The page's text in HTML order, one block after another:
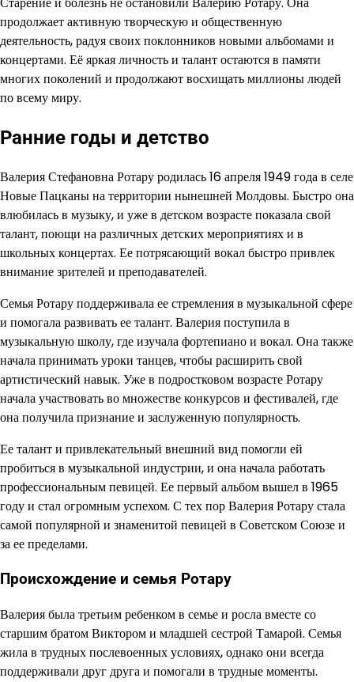
продолжает активную творческую и общественную
деятельность, радуя своих поклонников новыми альбомами и
концертами. Её яркая личность и талант остаются в памяти
многих поколений и продолжают восхищать миллионы людей
по всему миру.
Ранние годы и детство
Валерия Стефановна Ротару родилась 16 апреля 1949 года в селе
Новые Пацканы на территории нынешней Молдовы. Быстро она
влюбилась в музыку, и уже в детском возрасте показала свой
талант, поющи на различных детских мероприятиях и в
школьных концертах. Ее потрясающий вокал быстро привлек
внимание зрителей и преподавателей.
Семья Ротару поддерживала ее стремления в музыкальной сфере
и помогала развивать ее талант. Валерия поступила в
музыкальную школу, где изучала фортепиано и вокал. Она также
начала принимать уроки танцев, чтобы расширить свой
артистический навык. Уже в подростковом возрасте Ротару
начала участвовать во множестве конкурсов и фестивалей, где
она получила признание и заслуженную популярность.
Ее талант и привлекательный внешний вид помогли ей
пробиться в музыкальной индустрии, и она начала работать
профессиональным певицей. Ее первый альбом вышел в 1965
году и стал огромным успехом. С тех пор Валерия Ротару стала
самой популярной и знаменитой певицей в Советском Союзе и
за ее пределами.
Происхождение и семья Ротару
Валерия была третьим ребенком в семье и росла вместе со
старшим братом Виктором и младшей сестрой Тамарой. Семья
жила в трудных послевоенных условиях, однако они всегда
поддерживали друг друга и помогали в трудные моменты.